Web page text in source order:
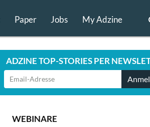
Paper Jobs My Adzine
ADZINE TOP-STORIES PER
WEBINARE